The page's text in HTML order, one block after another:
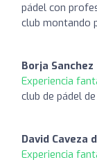
pádel con
club montando
Borja Sanchez
Experiencia
club de pádel
David Caveza
Experiencia